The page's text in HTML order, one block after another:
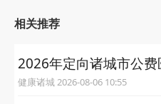
相关推荐
2026年定向诸城市公
健康诸城 2026-08-06 10:55